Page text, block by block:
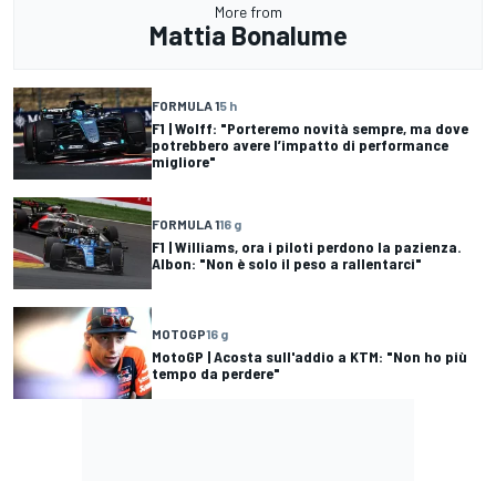
More from
Mattia Bonalume
FORMULA 15 h
F1 | Wolff: "Porteremo novità sempre, ma dove
potrebbero avere l’impatto di performance
migliore"
FORMULA 116 g
F1 | Williams, ora i piloti perdono la pazienza.
Albon: "Non è solo il peso a rallentarci"
MOTOGP16 g
MotoGP | Acosta sull'addio a KTM: "Non ho più
tempo da perdere"